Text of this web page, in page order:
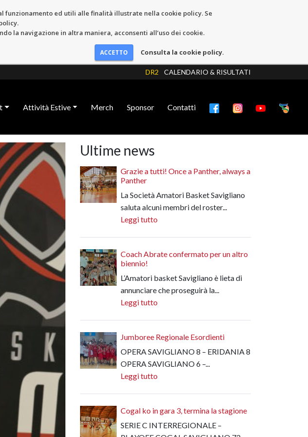
funzionamento ed utili alle finalità illustrate nella cookie policy. Se
la navigazione in altra maniera, acconsenti all’uso dei cookie.
Consulta la cookie policy.
DR2 CALENDARIO & RISULTATI
Attività Estive Merch Sponsor Contatti
Ultime news
Grazie a tutti! Once a Panther, always a
Panther
La Società Amatori Basket Savigliano
saluta alcuni membri del roster...
Leggi tutto
Coach Abrate confermato per un altro
biennio!
L’Amatori basket Savigliano è lieta di
annunciare che proseguirà la...
Leggi tutto
Jumboree Regionale Esordienti
OPERA SAVIGLIANO 8 – ERIDANIA 8
OPERA SAVIGLIANO 6 –...
Leggi tutto
Cogal ko in gara 3, termina la stagione
SERIE C INTERREGIONALE –